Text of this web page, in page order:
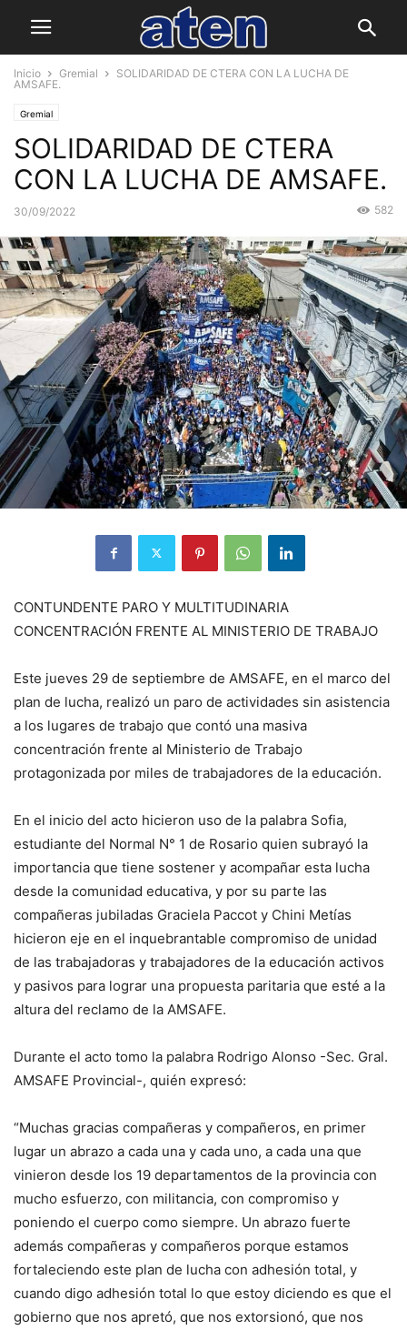
Inicio Gremial
SOLIDARIDAD DE CTERA CON LA LUCHA DE
AMSAFE.
Gremial
SOLIDARIDAD DE CTERA
CON LA LUCHA DE AMSAFE.
30/09/2022 582
CONTUNDENTE PARO Y MULTITUDINARIA
CONCENTRACIÓN FRENTE AL MINISTERIO DE TRABAJO
Este jueves 29 de septiembre de AMSAFE, en el marco del
plan de lucha, realizó un paro de actividades sin asistencia
a los lugares de trabajo que contó una masiva
concentración frente al Ministerio de Trabajo
protagonizada por miles de trabajadores de la educación.
En el inicio del acto hicieron uso de la palabra Sofia,
estudiante del Normal N° 1 de Rosario quien subrayó la
importancia que tiene sostener y acompañar esta lucha
desde la comunidad educativa, y por su parte las
compañeras jubiladas Graciela Paccot y Chini Metías
hicieron eje en el inquebrantable compromiso de unidad
de las trabajadoras y trabajadores de la educación activos
y pasivos para lograr una propuesta paritaria que esté a la
altura del reclamo de la AMSAFE.
Durante el acto tomo la palabra Rodrigo Alonso -Sec. Gral.
AMSAFE Provincial-, quién expresó:
“Muchas gracias compañeras y compañeros, en primer
lugar un abrazo a cada una y cada uno, a cada una que
vinieron desde los 19 departamentos de la provincia con
mucho esfuerzo, con militancia, con compromiso y
poniendo el cuerpo como siempre. Un abrazo fuerte
además compañeras y compañeros porque estamos
fortaleciendo este plan de lucha con adhesión total, y
cuando digo adhesión total lo que estoy diciendo es que el
gobierno que nos apretó, que nos extorsionó, que nos